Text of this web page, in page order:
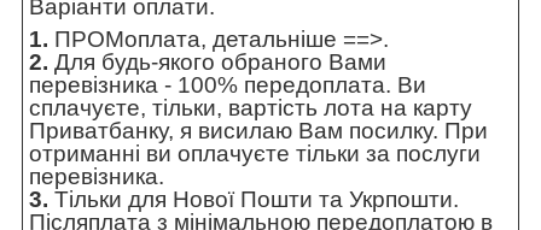
Варіанти оплати.
1. ПРОМоплата, детальніше ==>.
2. Для будь-якого обраного Вами
перевізника - 100% передоплата. Ви
сплачуєте, тільки, вартість лота на карту
Приватбанку, я висилаю Вам посилку. При
отриманні ви оплачуєте тільки за послуги
перевізника.
3. Тільки для Нової Пошти та Укрпошти.
Післяплата з мінімальною передоплатою в